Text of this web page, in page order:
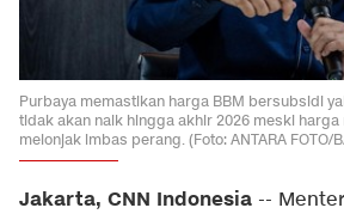
Purbaya memastikan harga BBM bersubsidi
tidak akan naik hingga akhir 2026 meski
melonjak imbas perang. (Foto: ANTARA FOTO/
Jakarta, CNN Indonesia --